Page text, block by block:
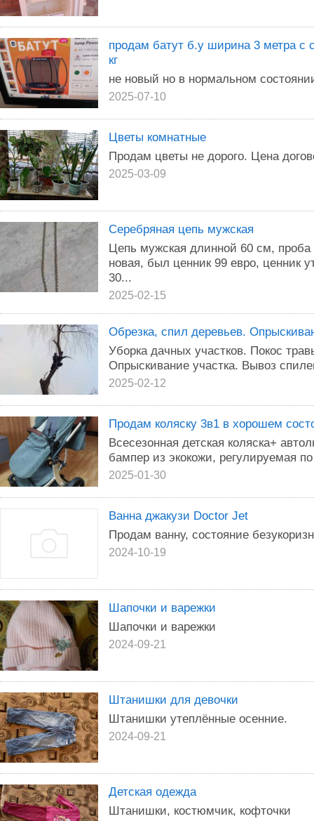
продам батут б.у ширина 3 метра с
кг
не новый но в нормальном
2025-07-10
Цветы комнатные
Продам цветы не дорого. Цена
2025-03-09
Серебряная цепь мужская
Цепь мужская длинной 60 см,
новая, был ценник 99 евро, ценник
30...
2025-02-15
Обрезка, спил деревьев.
Уборка дачных участков. Покос
Опрыскивание участка. Вывоз
2025-02-12
Продам коляску 3в1 в хорошем
Всесезонная детская коляска+
бампер из экокожи, регулируемая
2025-01-30
Ванна джакузи Doctor Jet
Продам ванну, состояние
2024-10-19
Шапочки и варежки
Шапочки и варежки
2024-09-21
Штанишки для девочки
Штанишки утеплённые осенние.
2024-09-21
Детская одежда
Штанишки, костюмчик, кофточки